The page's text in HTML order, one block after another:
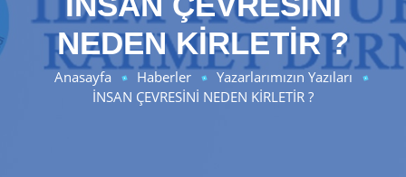
NEDEN KİRLETİR ?
Anasayfa Haberler
Yazarlarımızın Yazıları
İNSAN ÇEVRESİNİ NEDEN KİRLETİR ?